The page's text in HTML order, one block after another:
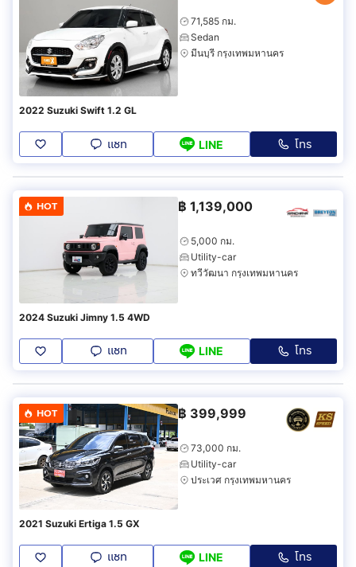
71,585 กม.
Sedan
มีนบุรี กรุงเทพมหานคร
2022 Suzuki Swift 1.2 GL
แชท LINE โทร
HOT ฿ 1,139,000
5,000 กม.
Utility-car
ทวีวัฒนา กรุงเทพมหานคร
2024 Suzuki Jimny 1.5 4WD
แชท LINE โทร
HOT ฿ 399,999
73,000 กม.
Utility-car
ประเวศ กรุงเทพมหานคร
2021 Suzuki Ertiga 1.5 GX
แชท LINE โทร